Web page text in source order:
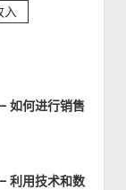
入
如何进行销售
利用技术和数